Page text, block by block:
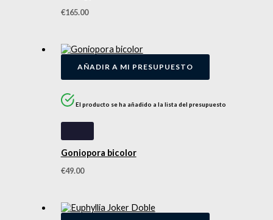
€165.00
AÑADIR A MI PRESUPUESTO
El producto se ha añadido a la lista del presupuesto
Goniopora bicolor
€49.00